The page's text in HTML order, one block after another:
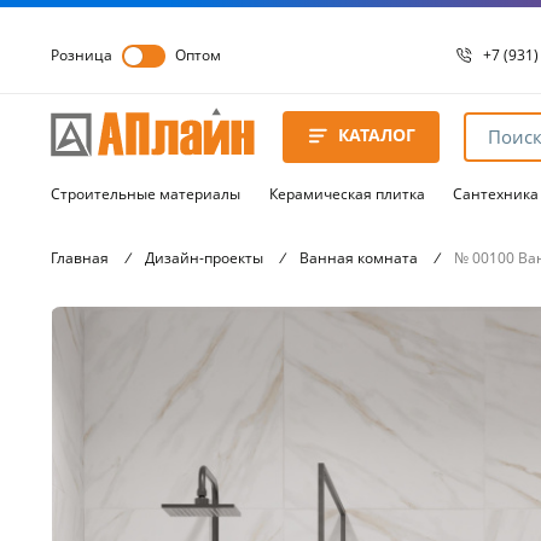
Розница Оптом +7
8 8172
8 8172
КАТАЛОГ
Строительные материалы Керамическая плитка Сантехника
Главная / Дизайн-проекты / Ванная комната / № 00100